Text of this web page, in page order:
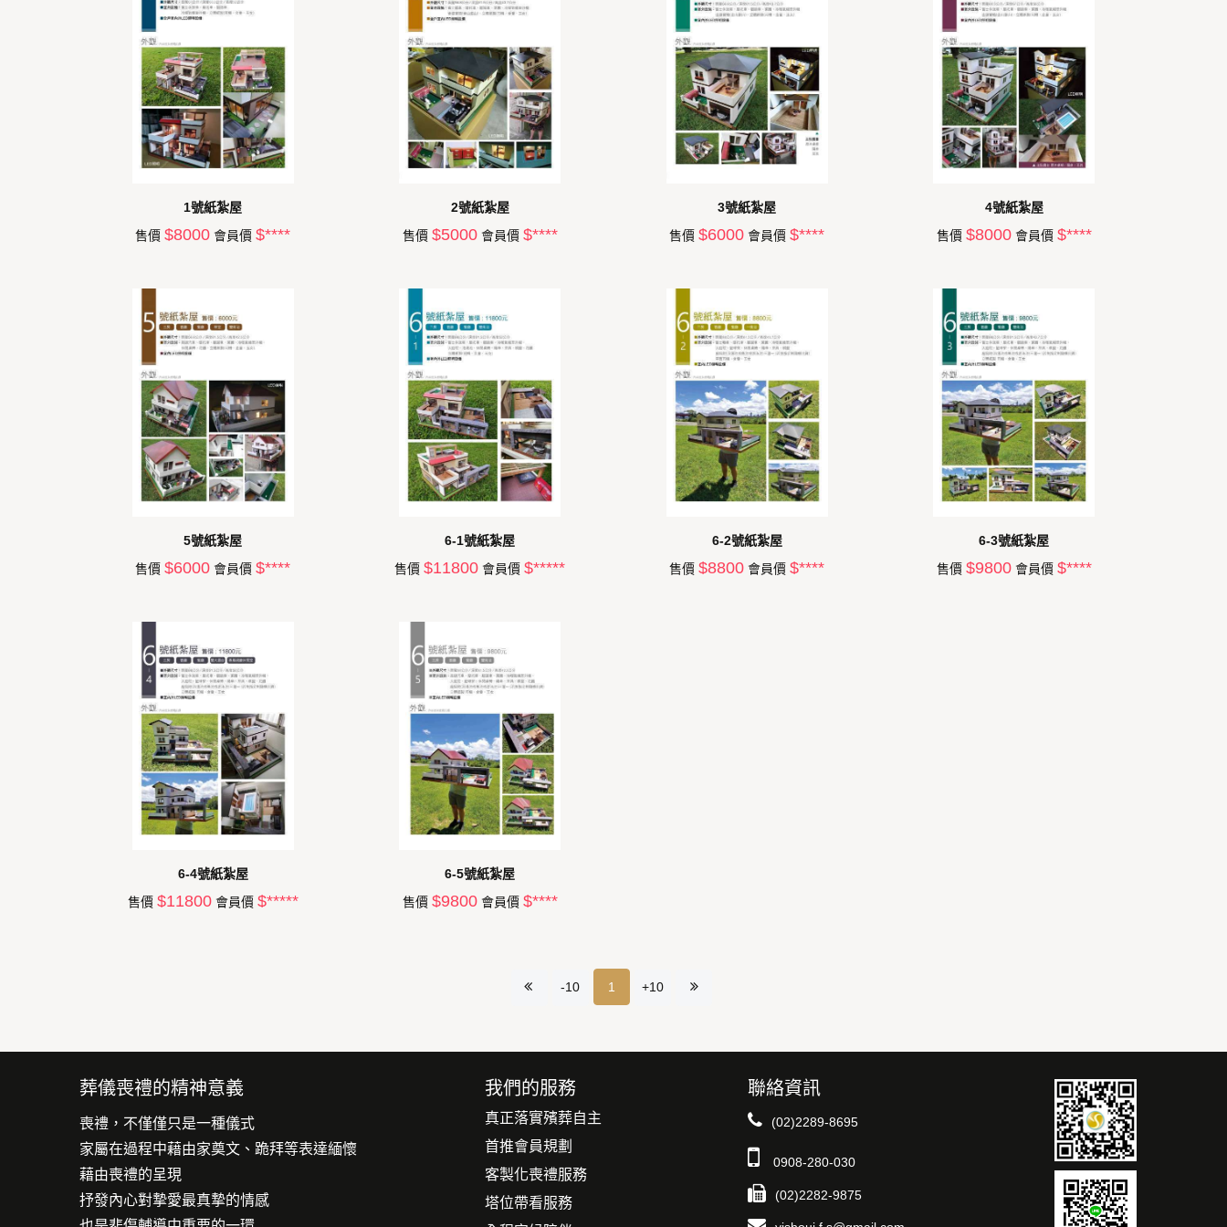
1號紙紮屋
售價$8000 會員價$****
2號紙紮屋
售價 $5000會員價 $****
3號紙紮屋
售價$6000 會員價$****
4號紙紮屋
售價 $8000會員價 $****
5號紙紮屋
售價$6000 會員價$****
6-1號紙紮屋
售價$11800 會員價$*****
6-2號紙紮屋
售價$8800 會員價$****
6-3號紙紮屋
售價 $9800會員價 $****
6-4號紙紮屋
售價 $11800會員價 $*****
6-5號紙紮屋
售價 $9800會員價 $****
-10 1 +10
葬儀喪禮的精神意義
喪禮，不僅僅只是一種儀式
家屬在過程中藉由家奠文、跪拜等表達緬懷
藉由喪禮的呈現
抒發內心對摯愛最真摯的情感
我們的服務
真正落實殯葬自主
首推會員規劃
客製化喪禮服務
塔位帶看服務
聯絡資訊
(02)2289-8695
0908-280-030
(02)2282-9875